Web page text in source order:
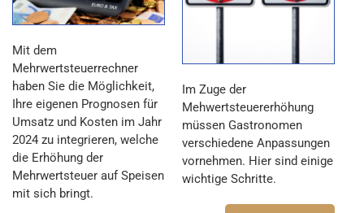
Mit dem
Mehrwertsteuerrechner
haben Sie die Möglichkeit,
Ihre eigenen Prognosen für
Umsatz und Kosten im Jahr
2024 zu integrieren, welche
die Erhöhung der
Mehrwertsteuer auf Speisen
mit sich bringt.
Im Zuge der
Mehwertsteuererhöhung
müssen Gastronomen
verschiedene Anpassungen
vornehmen. Hier sind einige
wichtige Schritte.